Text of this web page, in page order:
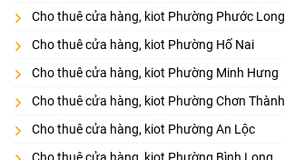
Cho thuê cửa hàng, kiot Phường Phước Long
Cho thuê cửa hàng, kiot Phường Hố Nai
Cho thuê cửa hàng, kiot Phường Minh Hưng
Cho thuê cửa hàng, kiot Phường Chơn Thành
Cho thuê cửa hàng, kiot Phường An Lộc